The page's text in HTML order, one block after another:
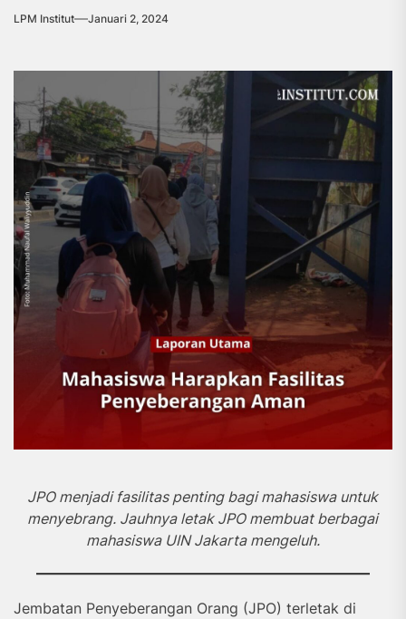
LPM Institut Januari 2, 2024
JPO menjadi fasilitas penting bagi mahasiswa untuk
menyebrang. Jauhnya letak JPO membuat berbagai
mahasiswa UIN Jakarta mengeluh.
Jembatan Penyeberangan Orang (JPO) terletak di